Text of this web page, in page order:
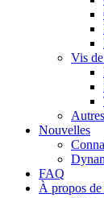
Vis
Nouvelles
FAQ
À propos de